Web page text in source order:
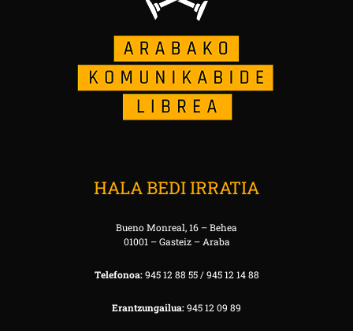
HALA BEDI IRRATIA
Bueno Monreal, 16 – Behea
01001 – Gasteiz – Araba
Telefonoa:945 12 88 55 / 945 12 14 88
Erantzungailua:945 12 09 89